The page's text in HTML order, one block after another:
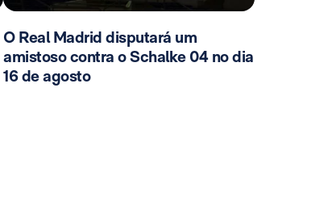
O Real Madrid disputará um
amistoso contra o Schalke 04 no dia
16 de agosto